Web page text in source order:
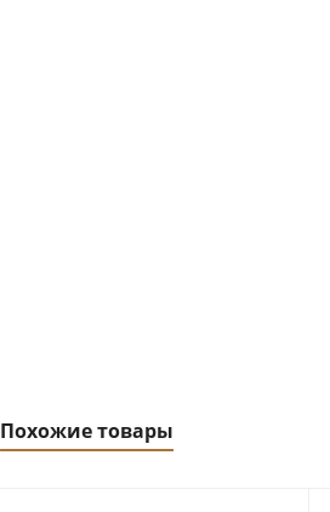
Похожие товары